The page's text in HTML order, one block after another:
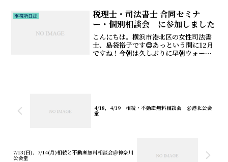
続が争続にならないよう、「笑顔相続」
へ導くための案内人として...
事務所日誌
税理士・司法書士 合同セミナ
ー・個別相談会 に参加しました
こんにちは。横浜市港北区の女性司法書
士、島袋裕子です😊あっという間に12月
ですね！今朝は久しぶりに早朝ウォーキ
4/18，4/19 相続・不動産無料相談会 ＠港北公会
堂
7/13(日)、7/14(月)相続と不動産無料相談会＠神奈川
公会堂